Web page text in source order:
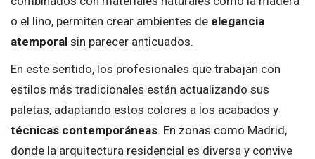
o el lino, permiten crear ambientes de elegancia
atemporal sin parecer anticuados.
En este sentido, los profesionales que trabajan con
estilos más tradicionales están actualizando sus
paletas, adaptando estos colores a los acabados y
técnicas contemporáneas. En zonas como Madrid,
donde la arquitectura residencial es diversa y convive